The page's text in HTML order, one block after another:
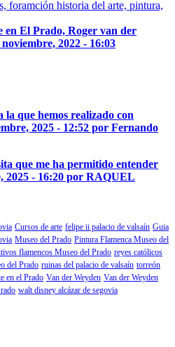
en El Prado, Roger van der
noviembre, 2022 - 16:03
la que hemos realizado con
2025 - 12:52 por Fernando
que me ha permitido entender
2025 - 16:20 por RAQUEL
Cursos de arte felipe ii palacio de valsaín Guia
Museo del Prado Pintura Flamenca Museo del
flamencos Museo del Prado reyes católicos
del Prado ruinas del palacio de valsaín torreón
en el Prado Van der Weyden Van der Weyden
walt disney alcázar de segovia